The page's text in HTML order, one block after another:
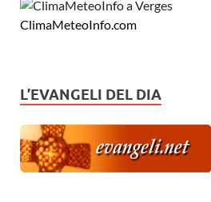
ClimaMeteoInfo.com
L’EVANGELI DEL DIA